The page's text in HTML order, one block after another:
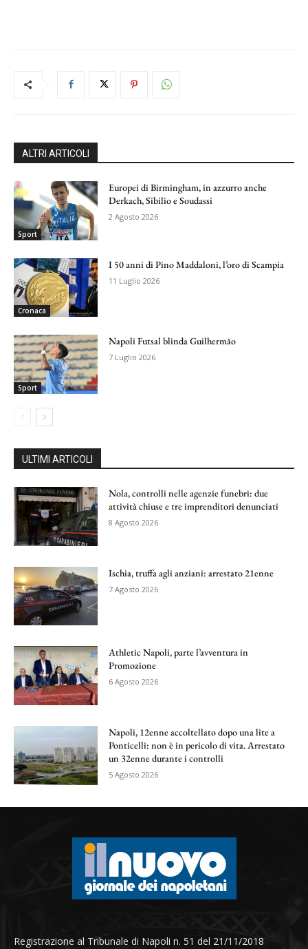
ALTRI ARTICOLI
Sport
Europei di Birmingham, in azzurro anche
Derkach, Sibilio e Soudassi
2 Agosto 2026
Cronaca
I 50 anni di Pino Maddaloni, l’oro di Scampia
11 Luglio 2026
Sport
Napoli Futsal blinda Guilhermão
7 Luglio 2026
ULTIMI ARTICOLI
Nola, controlli nelle agenzie funebri: due
attività chiuse e tre imprenditori denunciati
8 Agosto 2026
Ischia, truffa agli anziani: arrestato 21enne
7 Agosto 2026
Athletic Napoli, parte l’avventura in
Promozione
6 Agosto 2026
Napoli, 12enne accoltellato dopo una lite a
Ponticelli: non è in pericolo di vita. Arrestato
un 32enne durante i controlli
5 Agosto 2026
Registrazione al Tribunale di Napoli n. 51 del 21/11/2018